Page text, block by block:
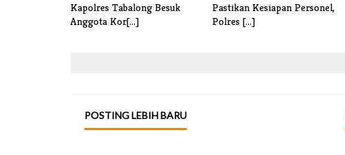
Kapolres Tabalong Besuk
Anggota Kor[...]
Pastikan Kesiapan Personel,
Polres [...]
POSTING LEBIH BARU